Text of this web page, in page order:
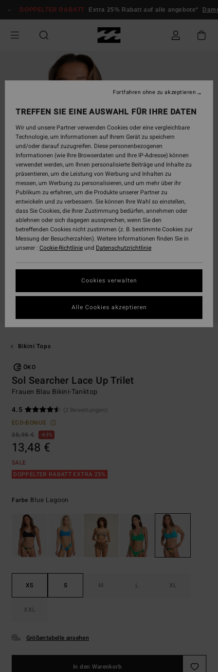
zur
springen
DOPPELTER RABATT Extra 25% Rabatt auf alle angebote* Damen
Bikini Tops
ÖKO
Sol Searcher Lace Up Trilet
Frauen Blau Bikini-Tanktop
4.5
(2 Bewertungen)
ECO-BONUS
35,95 €
63%
13,48 €
SALE
DOPPELTER RABATT EXTRA 25%
Farbe Blue Lagoon
XS S M L XL
XXL
Größentabelle ansehen
In den Warenkorb
TREFFEN SIE EINE AUSWAHL FÜR IHRE DATEN
Wir und unsere Partner verwenden Cookies oder eine vergleichbare
Technologie, um Informationen auf Ihrem Gerät zu speichern
und/oder darauf zuzugreifen. Diese personenbezogenen
Informationen (wie Ihre Browserdaten und Ihre IP-Adresse) können
verwendet werden, um Ihnen personalisierte Beiträge und Inhalte zu
präsentieren, um die Leistung von Werbung und Inhalten zu
messen, um Werbung zu personalisieren, und um mehr über ihr
Publikum zu erfahren, um die Produkte unserer Partner zu
entwickeln und zu verbessern. Sie können Ihre Wahl so einstellen,
dass Sie Cookies, die Ihrer Zustimmung bedürfen, annehmen oder
ablehnen oder sich dagegen aussprechen, wenn Sie den
betreffenden Cookies nicht zustimmen (z. B. bestimmte Cookies zur
Messung der Besucherzahlen). Weitere Informationen finden Sie in
unserer : Cookie-Richtlinieund Datenschutzrichtlinie
Cookies verwalten
Fortfahren ohne zu akzeptieren
Alle Cookies akzeptieren